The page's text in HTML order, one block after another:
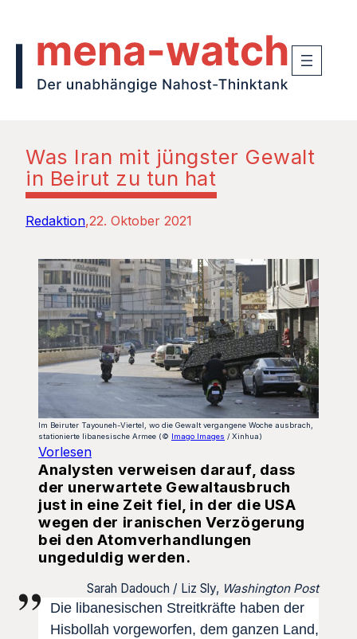
Was Iran mit jüngster Gewalt
in Beirut zu tun hat
Redaktion 22. Oktober 2021
Im Beiruter Tayouneh-Viertel, wo die Gewalt vergangene Woche ausbrach,
stationierte libanesische Armee (© Imago Images / Xinhua)
Vorlesen
Analysten verweisen darauf, dass
der unerwartete Gewaltausbruch
just in eine Zeit fiel, in der die USA
wegen der iranischen Verzögerung
bei den Atomverhandlungen
ungeduldig werden.
Sarah Dadouch / Liz Sly, Washington Post
Die libanesischen Streitkräfte haben der
Hisbollah vorgeworfen, dem ganzen Land,